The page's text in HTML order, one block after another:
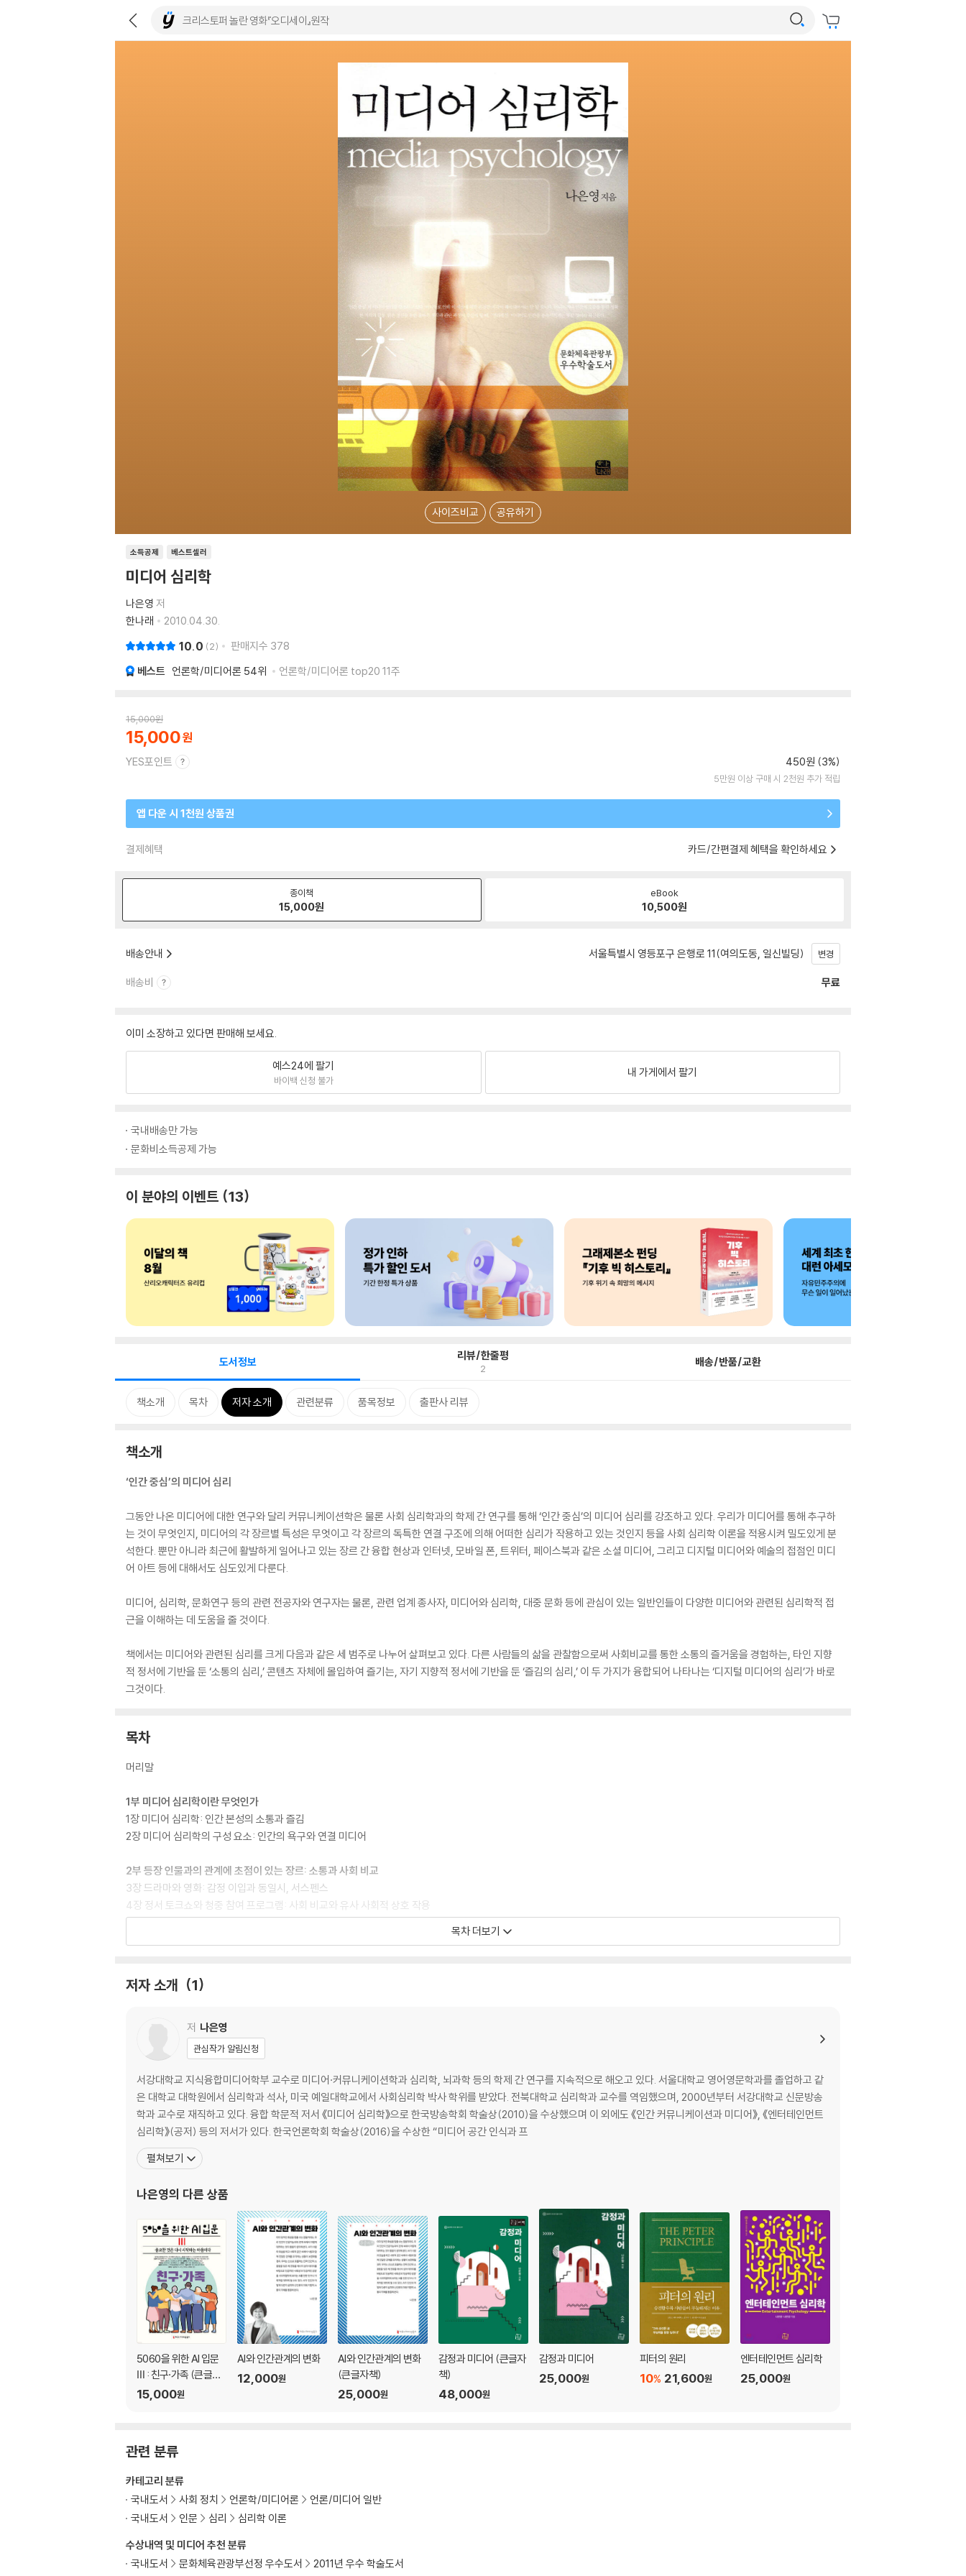
사이즈비교 공유하기
소득공제 베스트셀러
미디어 심리학
나은영 저
한나래
2010.04.30.
10.0 2 판매지수 378
베스트 언론학/미디어론 54위 언론학/미디어론 top20 11주
15,000원
15,000
YES포인트 450원 (3%)
5만원 이상 구매 시 2천원 추가 적립
앱 다운 시 1천원 상품권
결제혜택 카드/간편결제 혜택을 확인하세요
종이책
15,000원
eBook
10,500원
배송안내 서울특별시 영등포구 은행로 11(여의도동, 일신빌딩) 변경
배송비 무료
이미 소장하고 있다면 판매해 보세요.
예스24에 팔기
바이백 신청 불가
내 가게에서 팔기
국내배송만 가능
문화비소득공제 가능
이 분야의 이벤트 13
도서정보 리뷰/한줄평
2 배송/반품/교환
책소개 목차 저자 소개 관련분류 품목정보 출판사 리뷰
책소개
‘인간 중심’의 미디어 심리
그동안 나온 미디어에 대한 연구와 달리 커뮤니케이션학은 물론 사회 심리학과의 학제 간 연구를 통해 ‘인간 중심’의 미디어 심리를 강조하고 있다. 우리가 미디어를 통해 추구하
는 것이 무엇인지, 미디어의 각 장르별 특성은 무엇이고 각 장르의 독특한 연결 구조에 의해 어떠한 심리가 작용하고 있는 것인지 등을 사회 심리학 이론을 적용시켜 밀도있게 분
석한다. 뿐만 아니라 최근에 활발하게 일어나고 있는 장르 간 융합 현상과 인터넷, 모바일 폰, 트위터, 페이스북과 같은 소셜 미디어, 그리고 디지털 미디어와 예술의 접점인 미디
어 아트 등에 대해서도 심도있게 다룬다.
미디어, 심리학, 문화연구 등의 관련 전공자와 연구자는 물론, 관련 업계 종사자, 미디어와 심리학, 대중 문화 등에 관심이 있는 일반인들이 다양한 미디어와 관련된 심리학적 접
근을 이해하는 데 도움을 줄 것이다.
책에서는 미디어와 관련된 심리를 크게 다음과 같은 세 범주로 나누어 살펴보고 있다. 다른 사람들의 삶을 관찰함으로써 사회비교를 통한 소통의 즐거움을 경험하는, 타인 지향
적 정서에 기반을 둔 ‘소통의 심리,’ 콘텐츠 자체에 몰입하여 즐기는, 자기 지향적 정서에 기반을 둔 ‘즐김의 심리,’ 이 두 가지가 융합되어 나타나는 ‘디지털 미디어의 심리’가 바로
그것이다.
목차
머리말
1부 미디어 심리학이란 무엇인가
1장 미디어 심리학: 인간 본성의 소통과 즐김
2장 미디어 심리학의 구성 요소: 인간의 욕구와 연결 미디어
2부 등장 인물과의 관계에 초점이 있는 장르: 소통과 사회 비교
3장 드라마와 영화: 감정 이입과 동일시, 서스펜스
4장 정서 토크쇼와 청중 참여 프로그램: 사회 비교와 유사 사회적 상호 작용
5장 코미디, 비극 및 공포물: 웃음, 감동 및 자극 추구
7장 음악과 정서: 흥분과 평온
9장 스포츠: 즐김과 대리 만족
4부 디지털 미디어와 미디어 심리: 상호 작용성과 몰입
10장 소셜 미디어와 콘텐츠 공유: 소통과 즐김의 융합
11장 미디어 아트의 소통과 즐김: 반응하는 환경과의 상호 작용성
5부 인간 중심의 네트워크 미디어 심리학
12장 소통과 즐김의 네트워크화: 연결의 극대화와 인간의 본성
찾아보기
목차 더보기
저자 소개 1
저 나은영
관심작가 알림신청
서강대학교 지식융합미디어학부 교수로 미디어·커뮤니케이션학과 심리학, 뇌과학 등의 학제 간 연구를 지속적으로 해오고 있다. 서울대학교 영어영문학과를 졸업하고 같
은 대학교 대학원에서 심리학과 석사, 미국 예일대학교에서 사회심리학 박사 학위를 받았다. 전북대학교 심리학과 교수를 역임했으며, 2000년부터 서강대학교 신문방송
학과 교수로 재직하고 있다. 융합 학문적 저서 《미디어 심리학》으로 한국방송학회 학술상(2010)을 수상했으며 이 외에도 《인간 커뮤니케이션과 미디어》, 《엔터테인먼트
심리학》(공저) 등의 저서가 있다. 한국언론학회 학술상(2016)을 수상한 “미디어 공간 인식과 프
펼쳐보기
나은영의 다른 상품
5060을 위한 AI 입문
Ⅲ : 친구·가족 (큰글자
책)
15,000원
AI와 인간관계의 변화
12,000원
AI와 인간관계의 변화
(큰글자책)
25,000원
감정과 미디어 (큰글자
책)
48,000원
감정과 미디어
25,000원
피터의 원리
21,600원
10%
엔터테인먼트 심리학
25,000원
관련 분류
수상내역 및 미디어 추천 분류
국내도서
문화체육관광부선정 우수도서 2011년 우수 학술도서
카테고리 분류
국내도서
사회 정치 언론학/미디어론
언론/미디어 일반
국내도서
인문 심리 심리학 이론